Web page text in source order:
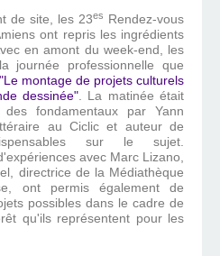
de site, les 23es Rendez-vous
ont repris les ingrédients
en amont du week-end, les
journée professionnelle que
"Le montage de projets culturels
dessinée". La matinée était
fondamentaux par Yann
au Ciclic et auteur de
sur le sujet.
avec Marc Lizano,
directrice de la Médiathèque
ont permis également de
possibles dans le cadre de
qu'ils représentent pour les